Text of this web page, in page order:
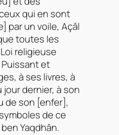
qui en sont
par un voile, Açâl
toutes les
religieuse
et
à ses livres, à
dernier, à son
de son [enfer],
de ce
Yaqdhân.